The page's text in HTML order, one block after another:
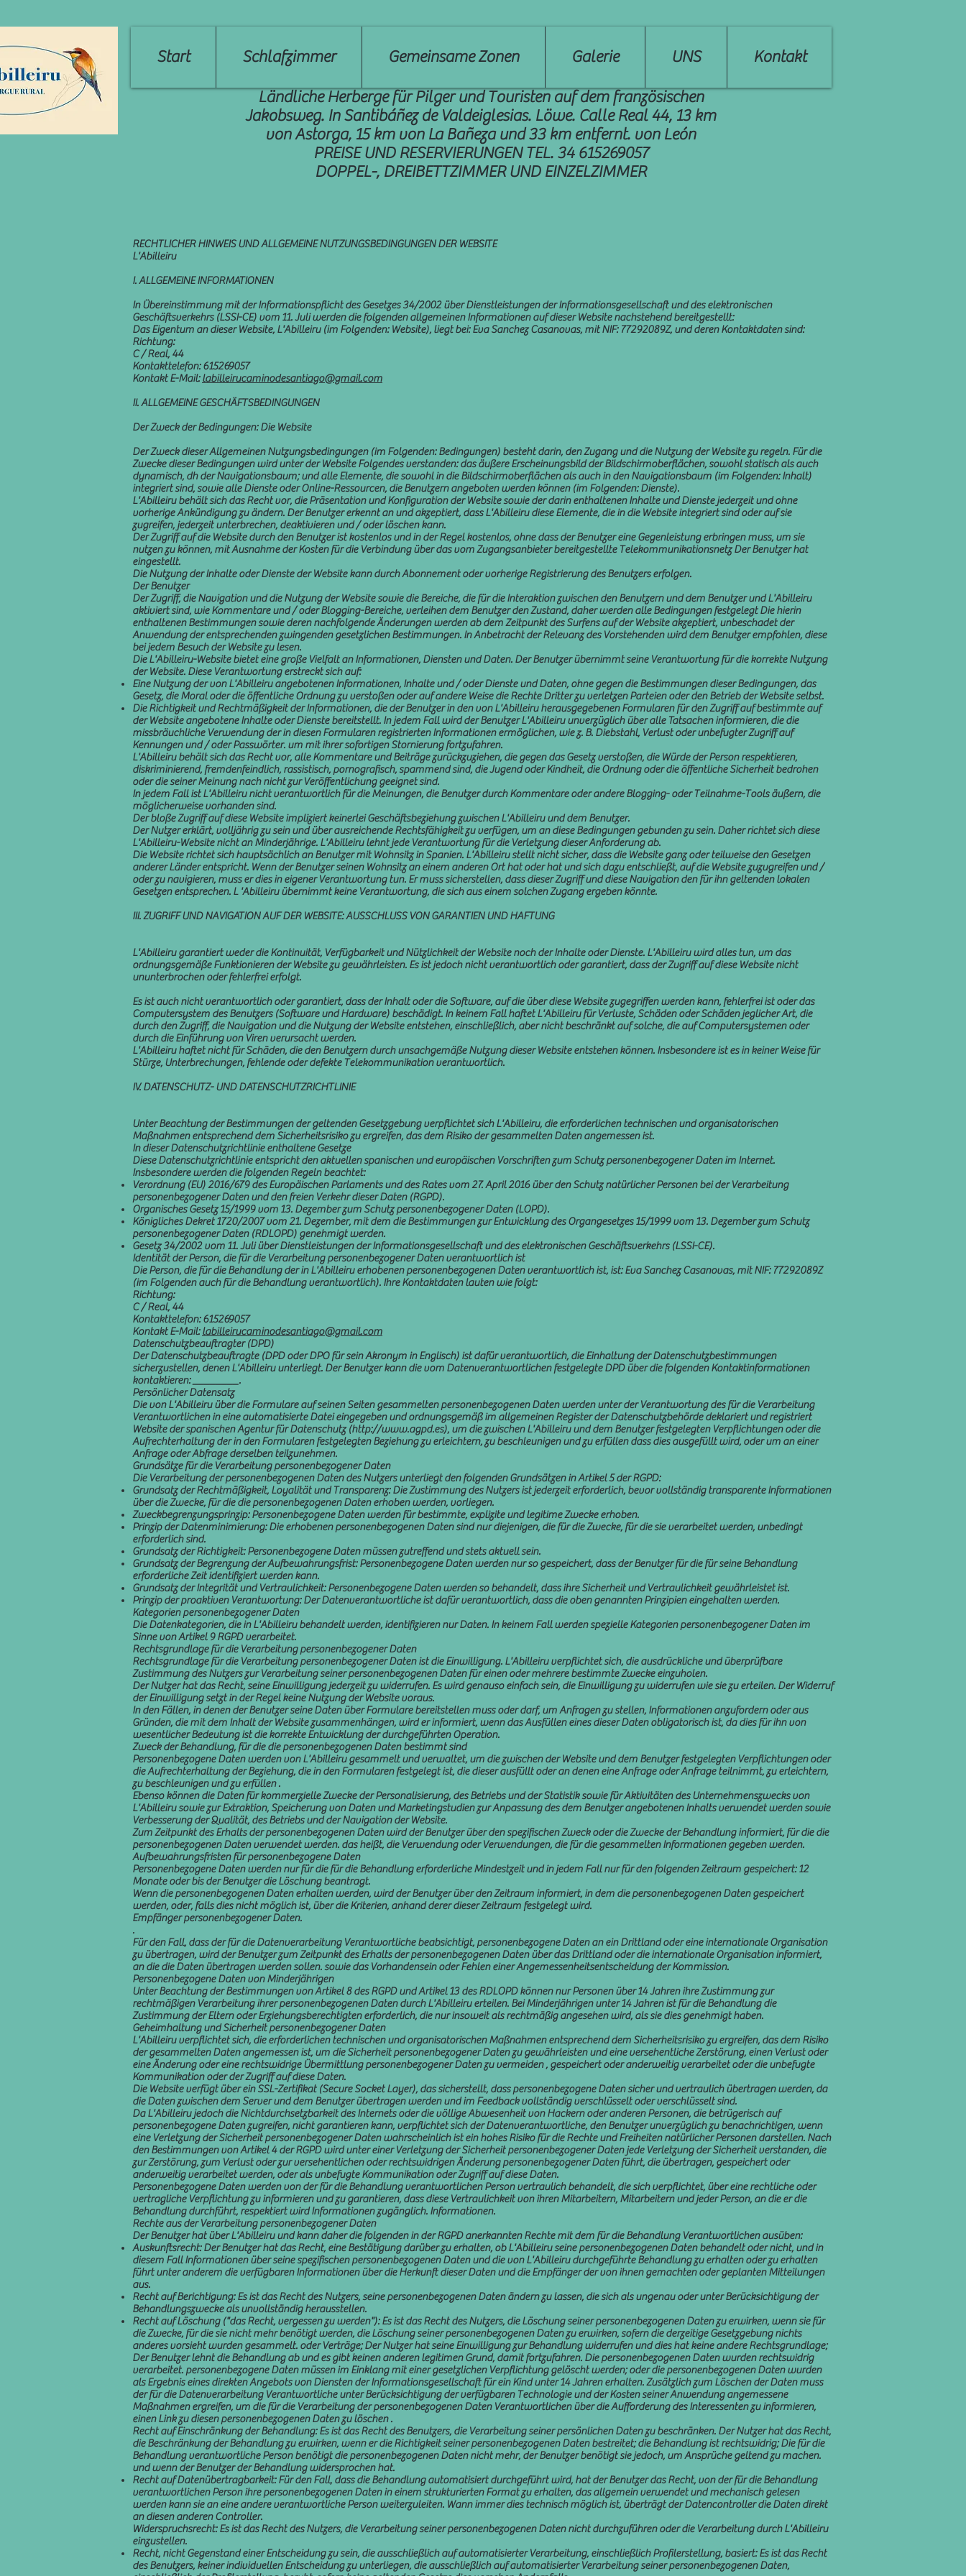
Start Schlafzimmer Gemeinsame Zonen Galerie UNS Kontakt
Ländliche Herberge für Pilger und Touristen auf dem französischen
Jakobsweg. In Santibáñez de Valdeiglesias. Löwe. Calle Real 44, 13 km
von Astorga, 15 km von La Bañeza und 33 km entfernt. von León
PREISE UND RESERVIERUNGEN TEL. 34 615269057
DOPPEL-, DREIBETTZIMMER UND EINZELZIMMER
RECHTLICHER HINWEIS UND ALLGEMEINE NUTZUNGSBEDINGUNGEN DER WEBSITE
L'Abilleiru
I. ALLGEMEINE INFORMATIONEN
In Übereinstimmung mit der Informationspflicht des Gesetzes 34/2002 über Dienstleistungen der Informationsgesellschaft und des elektronischen
Geschäftsverkehrs (LSSI-CE) vom 11. Juli werden die folgenden allgemeinen Informationen auf dieser Website nachstehend bereitgestellt:
Das Eigentum an dieser Website, L'Abilleiru (im Folgenden: Website), liegt bei: Eva Sanchez Casanovas, mit NIF: 77292089Z, und deren Kontaktdaten sind:
Richtung:
C / Real, 44
Kontakttelefon: 615269057
Kontakt E-Mail:labilleirucaminodesantiago@gmail.com
II. ALLGEMEINE GESCHÄFTSBEDINGUNGEN
Der Zweck der Bedingungen: Die Website
Der Zweck dieser Allgemeinen Nutzungsbedingungen (im Folgenden: Bedingungen) besteht darin, den Zugang und die Nutzung der Website zu regeln. Für die
Zwecke dieser Bedingungen wird unter der Website Folgendes verstanden: das äußere Erscheinungsbild der Bildschirmoberflächen, sowohl statisch als auch
dynamisch, dh der Navigationsbaum; und alle Elemente, die sowohl in die Bildschirmoberflächen als auch in den Navigationsbaum (im Folgenden: Inhalt)
integriert sind, sowie alle Dienste oder Online-Ressourcen, die Benutzern angeboten werden können (im Folgenden: Dienste).
L'Abilleiru behält sich das Recht vor, die Präsentation und Konfiguration der Website sowie der darin enthaltenen Inhalte und Dienste jederzeit und ohne
vorherige Ankündigung zu ändern. Der Benutzer erkennt an und akzeptiert, dass L'Abilleiru diese Elemente, die in die Website integriert sind oder auf sie
zugreifen, jederzeit unterbrechen, deaktivieren und / oder löschen kann.
Der Zugriff auf die Website durch den Benutzer ist kostenlos und in der Regel kostenlos, ohne dass der Benutzer eine Gegenleistung erbringen muss, um sie
nutzen zu können, mit Ausnahme der Kosten für die Verbindung über das vom Zugangsanbieter bereitgestellte Telekommunikationsnetz Der Benutzer hat
eingestellt.
Die Nutzung der Inhalte oder Dienste der Website kann durch Abonnement oder vorherige Registrierung des Benutzers erfolgen.
Der Benutzer
Der Zugriff, die Navigation und die Nutzung der Website sowie die Bereiche, die für die Interaktion zwischen den Benutzern und dem Benutzer und L'Abilleiru
aktiviert sind, wie Kommentare und / oder Blogging-Bereiche, verleihen dem Benutzer den Zustand, daher werden alle Bedingungen festgelegt Die hierin
enthaltenen Bestimmungen sowie deren nachfolgende Änderungen werden ab dem Zeitpunkt des Surfens auf der Website akzeptiert, unbeschadet der
Anwendung der entsprechenden zwingenden gesetzlichen Bestimmungen. In Anbetracht der Relevanz des Vorstehenden wird dem Benutzer empfohlen, diese
bei jedem Besuch der Website zu lesen.
Die L'Abilleiru-Website bietet eine große Vielfalt an Informationen, Diensten und Daten. Der Benutzer übernimmt seine Verantwortung für die korrekte Nutzung
der Website. Diese Verantwortung erstreckt sich auf:
Eine Nutzung der von L'Abilleiru angebotenen Informationen, Inhalte und / oder Dienste und Daten, ohne gegen die Bestimmungen dieser Bedingungen, das
Gesetz, die Moral oder die öffentliche Ordnung zu verstoßen oder auf andere Weise die Rechte Dritter zu verletzen Parteien oder den Betrieb der Website selbst.
Die Richtigkeit und Rechtmäßigkeit der Informationen, die der Benutzer in den von L'Abilleiru herausgegebenen Formularen für den Zugriff auf bestimmte auf
der Website angebotene Inhalte oder Dienste bereitstellt. In jedem Fall wird der Benutzer L'Abilleiru unverzüglich über alle Tatsachen informieren, die die
missbräuchliche Verwendung der in diesen Formularen registrierten Informationen ermöglichen, wie z. B. Diebstahl, Verlust oder unbefugter Zugriff auf
Kennungen und / oder Passwörter. um mit ihrer sofortigen Stornierung fortzufahren.
L'Abilleiru behält sich das Recht vor, alle Kommentare und Beiträge zurückzuziehen, die gegen das Gesetz verstoßen, die Würde der Person respektieren,
diskriminierend, fremdenfeindlich, rassistisch, pornografisch, spammend sind, die Jugend oder Kindheit, die Ordnung oder die öffentliche Sicherheit bedrohen
oder die seiner Meinung nach nicht zur Veröffentlichung geeignet sind.
In jedem Fall ist L'Abilleiru nicht verantwortlich für die Meinungen, die Benutzer durch Kommentare oder andere Blogging- oder Teilnahme-Tools äußern, die
möglicherweise vorhanden sind.
Der bloße Zugriff auf diese Website impliziert keinerlei Geschäftsbeziehung zwischen L'Abilleiru und dem Benutzer.
Der Nutzer erklärt, volljährig zu sein und über ausreichende Rechtsfähigkeit zu verfügen, um an diese Bedingungen gebunden zu sein. Daher richtet sich diese
L'Abilleiru-Website nicht an Minderjährige. L'Abilleiru lehnt jede Verantwortung für die Verletzung dieser Anforderung ab.
Die Website richtet sich hauptsächlich an Benutzer mit Wohnsitz in Spanien. L'Abilleiru stellt nicht sicher, dass die Website ganz oder teilweise den Gesetzen
anderer Länder entspricht. Wenn der Benutzer seinen Wohnsitz an einem anderen Ort hat oder hat und sich dazu entschließt, auf die Website zuzugreifen und /
oder zu navigieren, muss er dies in eigener Verantwortung tun. Er muss sicherstellen, dass dieser Zugriff und diese Navigation den für ihn geltenden lokalen
Gesetzen entsprechen. L 'Abilleiru übernimmt keine Verantwortung, die sich aus einem solchen Zugang ergeben könnte.
III. ZUGRIFF UND NAVIGATION AUF DER WEBSITE: AUSSCHLUSS VON GARANTIEN UND HAFTUNG
L'Abilleiru garantiert weder die Kontinuität, Verfügbarkeit und Nützlichkeit der Website noch der Inhalte oder Dienste. L'Abilleiru wird alles tun, um das
ordnungsgemäße Funktionieren der Website zu gewährleisten. Es ist jedoch nicht verantwortlich oder garantiert, dass der Zugriff auf diese Website nicht
ununterbrochen oder fehlerfrei erfolgt.
Es ist auch nicht verantwortlich oder garantiert, dass der Inhalt oder die Software, auf die über diese Website zugegriffen werden kann, fehlerfrei ist oder das
Computersystem des Benutzers (Software und Hardware) beschädigt. In keinem Fall haftet L'Abilleiru für Verluste, Schäden oder Schäden jeglicher Art, die
durch den Zugriff, die Navigation und die Nutzung der Website entstehen, einschließlich, aber nicht beschränkt auf solche, die auf Computersystemen oder
durch die Einführung von Viren verursacht werden.
L'Abilleiru haftet nicht für Schäden, die den Benutzern durch unsachgemäße Nutzung dieser Website entstehen können. Insbesondere ist es in keiner Weise für
Stürze, Unterbrechungen, fehlende oder defekte Telekommunikation verantwortlich.
IV. DATENSCHUTZ- UND DATENSCHUTZRICHTLINIE
Unter Beachtung der Bestimmungen der geltenden Gesetzgebung verpflichtet sich L'Abilleiru, die erforderlichen technischen und organisatorischen
Maßnahmen entsprechend dem Sicherheitsrisiko zu ergreifen, das dem Risiko der gesammelten Daten angemessen ist.
In dieser Datenschutzrichtlinie enthaltene Gesetze
Diese Datenschutzrichtlinie entspricht den aktuellen spanischen und europäischen Vorschriften zum Schutz personenbezogener Daten im Internet.
Insbesondere werden die folgenden Regeln beachtet:
Verordnung (EU) 2016/679 des Europäischen Parlaments und des Rates vom 27. April 2016 über den Schutz natürlicher Personen bei der Verarbeitung
personenbezogener Daten und den freien Verkehr dieser Daten (RGPD).
Organisches Gesetz 15/1999 vom 13. Dezember zum Schutz personenbezogener Daten (LOPD).
Königliches Dekret 1720/2007 vom 21. Dezember, mit dem die Bestimmungen zur Entwicklung des Organgesetzes 15/1999 vom 13. Dezember zum Schutz
personenbezogener Daten (RDLOPD) genehmigt werden.
Gesetz 34/2002 vom 11. Juli über Dienstleistungen der Informationsgesellschaft und des elektronischen Geschäftsverkehrs (LSSI-CE).
Identität der Person, die für die Verarbeitung personenbezogener Daten verantwortlich ist
Die Person, die für die Behandlung der in L'Abilleiru erhobenen personenbezogenen Daten verantwortlich ist, ist: Eva Sanchez Casanovas, mit NIF: 77292089Z
(im Folgenden auch für die Behandlung verantwortlich). Ihre Kontaktdaten lauten wie folgt:
Richtung:
C / Real, 44
Kontakttelefon: 615269057
Kontakt E-Mail:labilleirucaminodesantiago@gmail.com
Datenschutzbeauftragter (DPD)
Der Datenschutzbeauftragte (DPD oder DPO für sein Akronym in Englisch) ist dafür verantwortlich, die Einhaltung der Datenschutzbestimmungen
sicherzustellen, denen L'Abilleiru unterliegt. Der Benutzer kann die vom Datenverantwortlichen festgelegte DPD über die folgenden Kontaktinformationen
kontaktieren: ________.
Persönlicher Datensatz
Die von L'Abilleiru über die Formulare auf seinen Seiten gesammelten personenbezogenen Daten werden unter der Verantwortung des für die Verarbeitung
Verantwortlichen in eine automatisierte Datei eingegeben und ordnungsgemäß im allgemeinen Register der Datenschutzbehörde deklariert und registriert
Website der spanischen Agentur für Datenschutz (http://www.agpd.es), um die zwischen L'Abilleiru und dem Benutzer festgelegten Verpflichtungen oder die
Aufrechterhaltung der in den Formularen festgelegten Beziehung zu erleichtern, zu beschleunigen und zu erfüllen dass dies ausgefüllt wird, oder um an einer
Anfrage oder Abfrage derselben teilzunehmen.
Grundsätze für die Verarbeitung personenbezogener Daten
Die Verarbeitung der personenbezogenen Daten des Nutzers unterliegt den folgenden Grundsätzen in Artikel 5 der RGPD:
Grundsatz der Rechtmäßigkeit, Loyalität und Transparenz: Die Zustimmung des Nutzers ist jederzeit erforderlich, bevor vollständig transparente Informationen
über die Zwecke, für die die personenbezogenen Daten erhoben werden, vorliegen.
Zweckbegrenzungsprinzip: Personenbezogene Daten werden für bestimmte, explizite und legitime Zwecke erhoben.
Prinzip der Datenminimierung: Die erhobenen personenbezogenen Daten sind nur diejenigen, die für die Zwecke, für die sie verarbeitet werden, unbedingt
erforderlich sind.
Grundsatz der Richtigkeit: Personenbezogene Daten müssen zutreffend und stets aktuell sein.
Grundsatz der Begrenzung der Aufbewahrungsfrist: Personenbezogene Daten werden nur so gespeichert, dass der Benutzer für die für seine Behandlung
erforderliche Zeit identifiziert werden kann.
Grundsatz der Integrität und Vertraulichkeit: Personenbezogene Daten werden so behandelt, dass ihre Sicherheit und Vertraulichkeit gewährleistet ist.
Prinzip der proaktiven Verantwortung: Der Datenverantwortliche ist dafür verantwortlich, dass die oben genannten Prinzipien eingehalten werden.
Kategorien personenbezogener Daten
Die Datenkategorien, die in L'Abilleiru behandelt werden, identifizieren nur Daten. In keinem Fall werden spezielle Kategorien personenbezogener Daten im
Sinne von Artikel 9 RGPD verarbeitet.
Rechtsgrundlage für die Verarbeitung personenbezogener Daten
Rechtsgrundlage für die Verarbeitung personenbezogener Daten ist die Einwilligung. L'Abilleiru verpflichtet sich, die ausdrückliche und überprüfbare
Zustimmung des Nutzers zur Verarbeitung seiner personenbezogenen Daten für einen oder mehrere bestimmte Zwecke einzuholen.
Der Nutzer hat das Recht, seine Einwilligung jederzeit zu widerrufen. Es wird genauso einfach sein, die Einwilligung zu widerrufen wie sie zu erteilen. Der Widerruf
der Einwilligung setzt in der Regel keine Nutzung der Website voraus.
In den Fällen, in denen der Benutzer seine Daten über Formulare bereitstellen muss oder darf, um Anfragen zu stellen, Informationen anzufordern oder aus
Gründen, die mit dem Inhalt der Website zusammenhängen, wird er informiert, wenn das Ausfüllen eines dieser Daten obligatorisch ist, da dies für ihn von
wesentlicher Bedeutung ist die korrekte Entwicklung der durchgeführten Operation.
Zweck der Behandlung, für die die personenbezogenen Daten bestimmt sind
Personenbezogene Daten werden von L'Abilleiru gesammelt und verwaltet, um die zwischen der Website und dem Benutzer festgelegten Verpflichtungen oder
die Aufrechterhaltung der Beziehung, die in den Formularen festgelegt ist, die dieser ausfüllt oder an denen eine Anfrage oder Anfrage teilnimmt, zu erleichtern,
zu beschleunigen und zu erfüllen .
Ebenso können die Daten für kommerzielle Zwecke der Personalisierung, des Betriebs und der Statistik sowie für Aktivitäten des Unternehmenszwecks von
L'Abilleiru sowie zur Extraktion, Speicherung von Daten und Marketingstudien zur Anpassung des dem Benutzer angebotenen Inhalts verwendet werden sowie
Verbesserung der Qualität, des Betriebs und der Navigation der Website.
Zum Zeitpunkt des Erhalts der personenbezogenen Daten wird der Benutzer über den spezifischen Zweck oder die Zwecke der Behandlung informiert, für die die
personenbezogenen Daten verwendet werden. das heißt, die Verwendung oder Verwendungen, die für die gesammelten Informationen gegeben werden.
Aufbewahrungsfristen für personenbezogene Daten
Personenbezogene Daten werden nur für die für die Behandlung erforderliche Mindestzeit und in jedem Fall nur für den folgenden Zeitraum gespeichert: 12
Monate oder bis der Benutzer die Löschung beantragt.
Wenn die personenbezogenen Daten erhalten werden, wird der Benutzer über den Zeitraum informiert, in dem die personenbezogenen Daten gespeichert
werden, oder, falls dies nicht möglich ist, über die Kriterien, anhand derer dieser Zeitraum festgelegt wird.
Empfänger personenbezogener Daten.
.
Für den Fall, dass der für die Datenverarbeitung Verantwortliche beabsichtigt, personenbezogene Daten an ein Drittland oder eine internationale Organisation
zu übertragen, wird der Benutzer zum Zeitpunkt des Erhalts der personenbezogenen Daten über das Drittland oder die internationale Organisation informiert,
an die die Daten übertragen werden sollen. sowie das Vorhandensein oder Fehlen einer Angemessenheitsentscheidung der Kommission.
Personenbezogene Daten von Minderjährigen
Unter Beachtung der Bestimmungen von Artikel 8 des RGPD und Artikel 13 des RDLOPD können nur Personen über 14 Jahren ihre Zustimmung zur
rechtmäßigen Verarbeitung ihrer personenbezogenen Daten durch L'Abilleiru erteilen. Bei Minderjährigen unter 14 Jahren ist für die Behandlung die
Zustimmung der Eltern oder Erziehungsberechtigten erforderlich, die nur insoweit als rechtmäßig angesehen wird, als sie dies genehmigt haben.
Geheimhaltung und Sicherheit personenbezogener Daten
L'Abilleiru verpflichtet sich, die erforderlichen technischen und organisatorischen Maßnahmen entsprechend dem Sicherheitsrisiko zu ergreifen, das dem Risiko
der gesammelten Daten angemessen ist, um die Sicherheit personenbezogener Daten zu gewährleisten und eine versehentliche Zerstörung, einen Verlust oder
eine Änderung oder eine rechtswidrige Übermittlung personenbezogener Daten zu vermeiden , gespeichert oder anderweitig verarbeitet oder die unbefugte
Kommunikation oder der Zugriff auf diese Daten.
Die Website verfügt über ein SSL-Zertifikat (Secure Socket Layer), das sicherstellt, dass personenbezogene Daten sicher und vertraulich übertragen werden, da
die Daten zwischen dem Server und dem Benutzer übertragen werden und im Feedback vollständig verschlüsselt oder verschlüsselt sind.
Da L'Abilleiru jedoch die Nichtdurchsetzbarkeit des Internets oder die völlige Abwesenheit von Hackern oder anderen Personen, die betrügerisch auf
personenbezogene Daten zugreifen, nicht garantieren kann, verpflichtet sich der Datenverantwortliche, den Benutzer unverzüglich zu benachrichtigen, wenn
eine Verletzung der Sicherheit personenbezogener Daten wahrscheinlich ist ein hohes Risiko für die Rechte und Freiheiten natürlicher Personen darstellen. Nach
den Bestimmungen von Artikel 4 der RGPD wird unter einer Verletzung der Sicherheit personenbezogener Daten jede Verletzung der Sicherheit verstanden, die
zur Zerstörung, zum Verlust oder zur versehentlichen oder rechtswidrigen Änderung personenbezogener Daten führt, die übertragen, gespeichert oder
anderweitig verarbeitet werden, oder als unbefugte Kommunikation oder Zugriff auf diese Daten.
Personenbezogene Daten werden von der für die Behandlung verantwortlichen Person vertraulich behandelt, die sich verpflichtet, über eine rechtliche oder
vertragliche Verpflichtung zu informieren und zu garantieren, dass diese Vertraulichkeit von ihren Mitarbeitern, Mitarbeitern und jeder Person, an die er die
Behandlung durchführt, respektiert wird Informationen zugänglich. Informationen.
Rechte aus der Verarbeitung personenbezogener Daten
Der Benutzer hat über L'Abilleiru und kann daher die folgenden in der RGPD anerkannten Rechte mit dem für die Behandlung Verantwortlichen ausüben:
Auskunftsrecht: Der Benutzer hat das Recht, eine Bestätigung darüber zu erhalten, ob L'Abilleiru seine personenbezogenen Daten behandelt oder nicht, und in
diesem Fall Informationen über seine spezifischen personenbezogenen Daten und die von L'Abilleiru durchgeführte Behandlung zu erhalten oder zu erhalten
führt unter anderem die verfügbaren Informationen über die Herkunft dieser Daten und die Empfänger der von ihnen gemachten oder geplanten Mitteilungen
aus.
Recht auf Berichtigung: Es ist das Recht des Nutzers, seine personenbezogenen Daten ändern zu lassen, die sich als ungenau oder unter Berücksichtigung der
Behandlungszwecke als unvollständig herausstellen.
Recht auf Löschung ("das Recht, vergessen zu werden"): Es ist das Recht des Nutzers, die Löschung seiner personenbezogenen Daten zu erwirken, wenn sie für
die Zwecke, für die sie nicht mehr benötigt werden, die Löschung seiner personenbezogenen Daten zu erwirken, sofern die derzeitige Gesetzgebung nichts
anderes vorsieht wurden gesammelt. oder Verträge; Der Nutzer hat seine Einwilligung zur Behandlung widerrufen und dies hat keine andere Rechtsgrundlage;
Der Benutzer lehnt die Behandlung ab und es gibt keinen anderen legitimen Grund, damit fortzufahren. Die personenbezogenen Daten wurden rechtswidrig
verarbeitet. personenbezogene Daten müssen im Einklang mit einer gesetzlichen Verpflichtung gelöscht werden; oder die personenbezogenen Daten wurden
als Ergebnis eines direkten Angebots von Diensten der Informationsgesellschaft für ein Kind unter 14 Jahren erhalten. Zusätzlich zum Löschen der Daten muss
der für die Datenverarbeitung Verantwortliche unter Berücksichtigung der verfügbaren Technologie und der Kosten seiner Anwendung angemessene
Maßnahmen ergreifen, um die für die Verarbeitung der personenbezogenen Daten Verantwortlichen über die Aufforderung des Interessenten zu informieren,
einen Link zu diesen personenbezogenen Daten zu löschen .
Recht auf Einschränkung der Behandlung: Es ist das Recht des Benutzers, die Verarbeitung seiner persönlichen Daten zu beschränken. Der Nutzer hat das Recht,
die Beschränkung der Behandlung zu erwirken, wenn er die Richtigkeit seiner personenbezogenen Daten bestreitet; die Behandlung ist rechtswidrig; Die für die
Behandlung verantwortliche Person benötigt die personenbezogenen Daten nicht mehr, der Benutzer benötigt sie jedoch, um Ansprüche geltend zu machen.
und wenn der Benutzer der Behandlung widersprochen hat.
Recht auf Datenübertragbarkeit: Für den Fall, dass die Behandlung automatisiert durchgeführt wird, hat der Benutzer das Recht, von der für die Behandlung
verantwortlichen Person ihre personenbezogenen Daten in einem strukturierten Format zu erhalten, das allgemein verwendet und mechanisch gelesen
werden kann sie an eine andere verantwortliche Person weiterzuleiten. Wann immer dies technisch möglich ist, überträgt der Datencontroller die Daten direkt
an diesen anderen Controller.
Widerspruchsrecht: Es ist das Recht des Nutzers, die Verarbeitung seiner personenbezogenen Daten nicht durchzuführen oder die Verarbeitung durch L'Abilleiru
einzustellen.
Recht, nicht Gegenstand einer Entscheidung zu sein, die ausschließlich auf automatisierter Verarbeitung, einschließlich Profilerstellung, basiert: Es ist das Recht
des Benutzers, keiner individuellen Entscheidung zu unterliegen, die ausschließlich auf automatisierter Verarbeitung seiner personenbezogenen Daten,